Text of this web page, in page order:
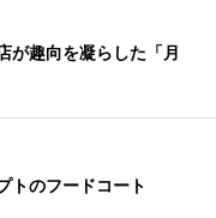
趣向を凝らした「月
トのフードコート